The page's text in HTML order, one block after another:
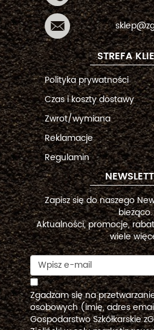
STREFA
Polityka prywatności
Czas i koszty dostawy
Zwrot/wymiana
Reklamacje
Regulamin
Zapisz się do naszego
bieżąco.
Aktualności, promocje,
wiele
Zgadzam się na
osobowych (imię, adres
Gospodarstwo Szkółkarskie